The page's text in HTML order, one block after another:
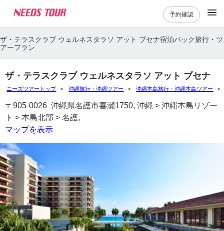
予約確認
ザ・テラスクラブ ウェルネスタラソ アット ブセナ宿泊パック旅行・ツ
アープラン
ザ・テラスクラブ ウェルネスタラソ アット ブセナ
ニーズツアートップ 沖縄旅行・沖縄ツアー 沖縄本島旅行・沖縄本島ツアー
〒905-0026 沖縄県名護市喜瀬1750, 沖縄 > 沖縄本島リゾー
ト > 本島北部 > 名護,
マップを表示